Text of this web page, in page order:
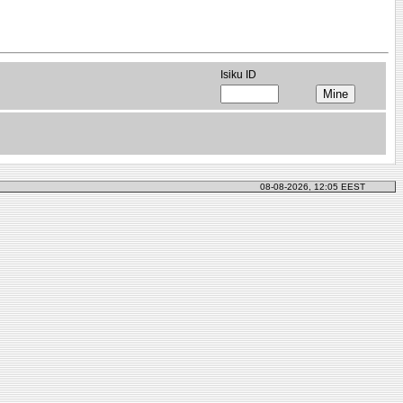
Isiku ID
08-08-2026, 12:05 EEST